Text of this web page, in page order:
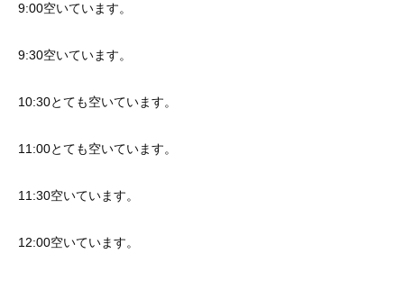
9:00空いています。
9:30空いています。
10:30とても空いています。
11:00とても空いています。
11:30空いています。
12:00空いています。